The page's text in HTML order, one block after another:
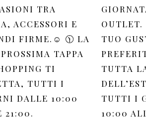
TRA
ACCESSORI E
FIRME.☺️ 🕦 LA
TAPPA
TI
TUTTI I
DALLE 10:00
21:00.
TUO
TUTTA
TUTTI I
10:00